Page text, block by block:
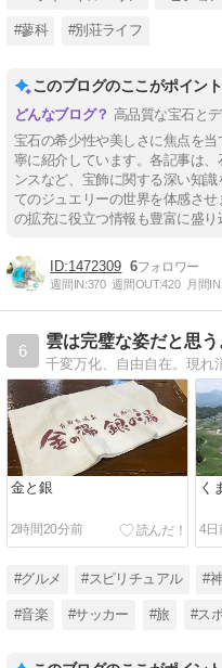
#蓼科 #別荘ライフ
このブログのここがポイント
高品質な宝石と
宝石の希少性や美しさに焦点を
寧に紹介しています。各記事は
ンスなど、宝飾に関する深い知
てのジュエリーの世界を体感さ
の拡充に役立つ情報も豊富に盛り
1472309 6
週間IN:370 週間OUT:420 月間IN:
6
雲は完璧な姿だと思う
金と銀
2時間20分前
く
4日
#グルメ #スピリチュアル #
#音楽 #サッカー #旅 #ス